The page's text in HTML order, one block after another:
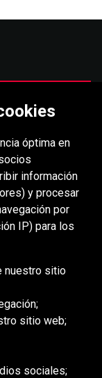
óptima en
información
y procesar
por
IP) para los
nuestro sitio
sitio web;
sociales;